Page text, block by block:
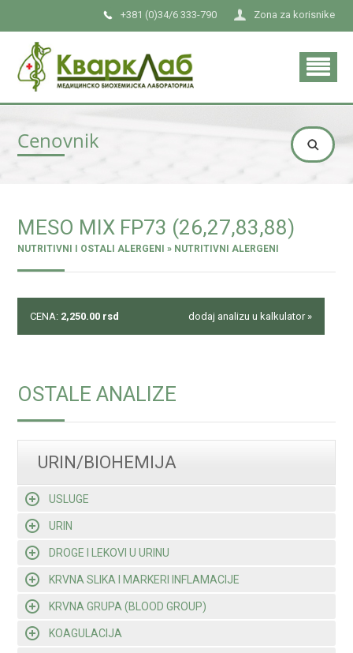
Zona za korisnike
+381 (0)34/6 333-790
Cenovnik
MESO MIX FP73 (26,27,83,88)
NUTRITIVNI I OSTALI ALERGENI » NUTRITIVNI ALERGENI
CENA: 2,250.00 rsd dodaj analizu u kalkulator »
OSTALE ANALIZE
URIN/BIOHEMIJA
USLUGE
URIN
DROGE I LEKOVI U URINU
KRVNA SLIKA I MARKERI INFLAMACIJE
KRVNA GRUPA (BLOOD GROUP)
KOAGULACIJA